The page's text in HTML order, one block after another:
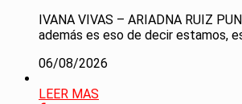
IVANA VIVAS – ARIADNA RUIZ
además es eso de decir estamos,
06/08/2026
LEER MAS